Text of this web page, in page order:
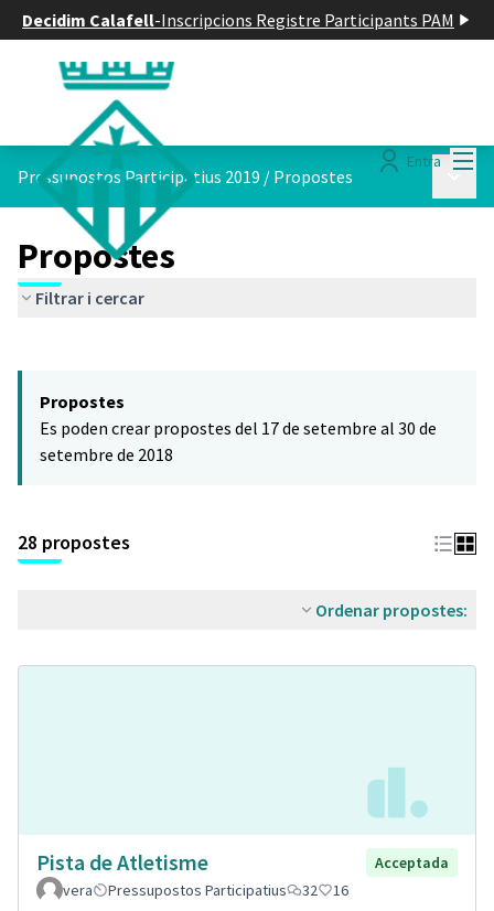
Decidim Calafell-Inscripcions Registre Participants PAM
Entra
Pressupostos Participatius 2019 / Propostes
Propostes
Filtrar i cercar
−
Propostes
Es poden crear propostes del 17 de setembre al 30 de
setembre de 2018
28 propostes
Ordenar propostes:
Pista de Atletisme
Acceptada
vera
Pressupostos Participatius 32 16